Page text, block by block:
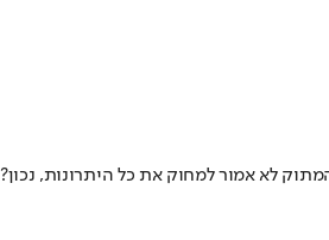
לא אמור למחוק את כל היתרונות, נכון?